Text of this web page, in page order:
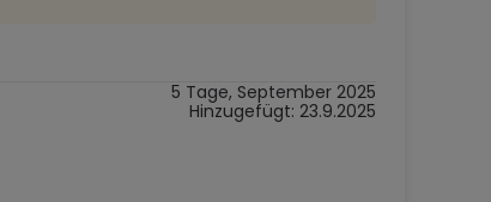
5 Tage, September 2025
Hinzugefügt: 23.9.2025